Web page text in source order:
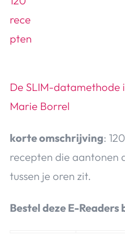
De SLIM-datamethode
Marie Borrel
korte omschrijving:
recepten die aantonen
tussen je oren zit.
Bestel deze E-Readers